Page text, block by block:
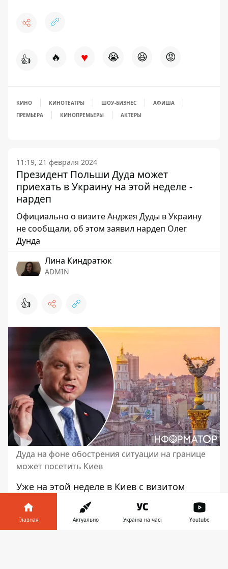
👍 🔥 ♥ 😭 😆 😡
КИНО КИНОТЕАТРЫ ШОУ-БИЗНЕС
АФИША
ПРЕМЬЕРА
КИНОПРЕМЬЕРЫ АКТЕРЫ
11:19, 21 февраля 2024
Президент Польши Дуда может
приехать в Украину на этой неделе -
нардеп
Официально о визите Анджея Дуды в Украину
не сообщали, об этом заявил нардеп Олег
Дунда
Лина Киндратюк
ADMIN
👍
Дуда на фоне обострения ситуации на границе
может посетить Киев
Уже на этой неделе в Киев с визитом
может приехать
Анджей Дуда
. Он может прибыть в
Украину в канун второй годовщины
Главная Актуально Україна на часі Youtube